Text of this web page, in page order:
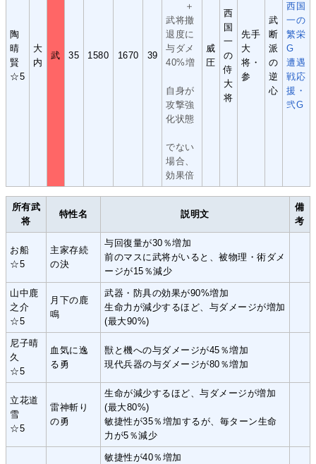
陶
晴
賢
☆5
大
内
武 35 1580 1670 39
＋
武将撤
退度に
与ダメ
40%増
自身が
攻撃強
化状態
でない
場合、
効果倍
威
圧
西
国
一
の
侍
大
将
先手
大
将・
参
武
断
派
の
逆
心
西国
一の
繁栄
G
遭遇
戦応
援・
弐G
所有武
将
特性名 説明文
備
考
お船
☆5
主家存続
の決
与回復量が30％増加
前のマスに武将がいると、被物理・術ダメ
ージが15％減少
山中鹿
之介
☆5
月下の鹿
鳴
武器・防具の効果が90%増加
生命力が減少するほど、与ダメージが増加
(最大90%)
尼子晴
久
☆5
血気に逸
る勇
獣と機への与ダメージが45％増加
現代兵器の与ダメージが80％増加
立花道
雪
☆5
雷神斬り
の勇
生命が減少するほど、与ダメージが増加
(最大80%)
敏捷性が35％増加するが、毎ターン生命
力が5％減少
敏捷性が40％増加